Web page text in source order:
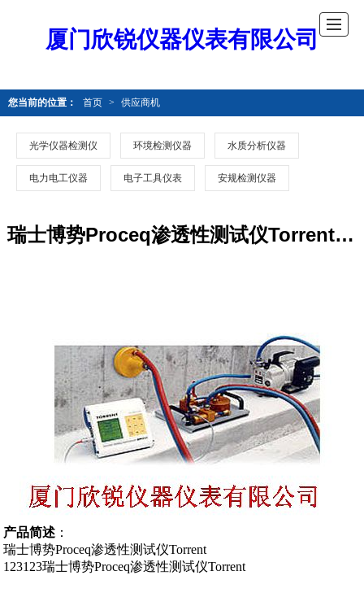
厦门欣锐仪器仪表有限公司
您当前的位置： 首页 > 供应商机
光学仪器检测仪 环境检测仪器 水质分析仪器
电力电工仪器 电子工具仪表 安规检测仪器
瑞士博势Proceq渗透性测试仪Torrent123123
产品简述 ：
瑞士博势Proceq渗透性测试仪Torrent
123123瑞士博势Proceq渗透性测试仪Torrent